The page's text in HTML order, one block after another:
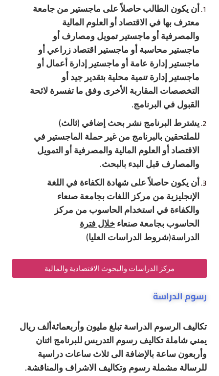
أن يكون الطالب حاصلاً على ماجستير من جامعة
معترف بها في الاقتصاد أو العلوم المالية
والمصرفية أو ماجستير تمويل ومصارف أو
ماجستير محاسبة أو ماجستير اقتصاد زراعي أو
ماجستير إدارة عامة أو ماجستير إدارة أعمال أو
ماجستير إدارة تنمية محلية بتقدير جيد أو
التخصصات المقاربة الأخرى وفق ما تفسرة لائحة
القبول في البرنامج.
يشترط البرنامج نشر بحث إضافي(ثالث)
للملتحقين بالبرنامج من غير حملة الماجستير في
الاقتصاد أو العلوم المالية والمصرفية أو التمويل
والمصارف قبل البدء بالبحث.
أن يكون حاصلاً على شهادة الكفاءة في اللغة
الإنجليزية من مركز اللغات بجامعة صنعاء
والكفاءة في استخدام الحاسوب من مركز
الحاسوب بجامعة صنعاءخلال فترة
الدراسة(شروط الدراسات العليا)
مركز الدراسات والبحوث الاقتصادية والمالية
رسوم الدراسة
تكاليف الرسوم الدراسة تبلغ مليون وأربعمائةألف ريال
يمني شاملة تكاليف رسوم التدريس للبرنامج اثنان
وأربعون ساعة بالإضافة الى ثلاث ساعات دراسية
للرسالة مشملة رسوم وتكاليف الاشراف والمناقشة.